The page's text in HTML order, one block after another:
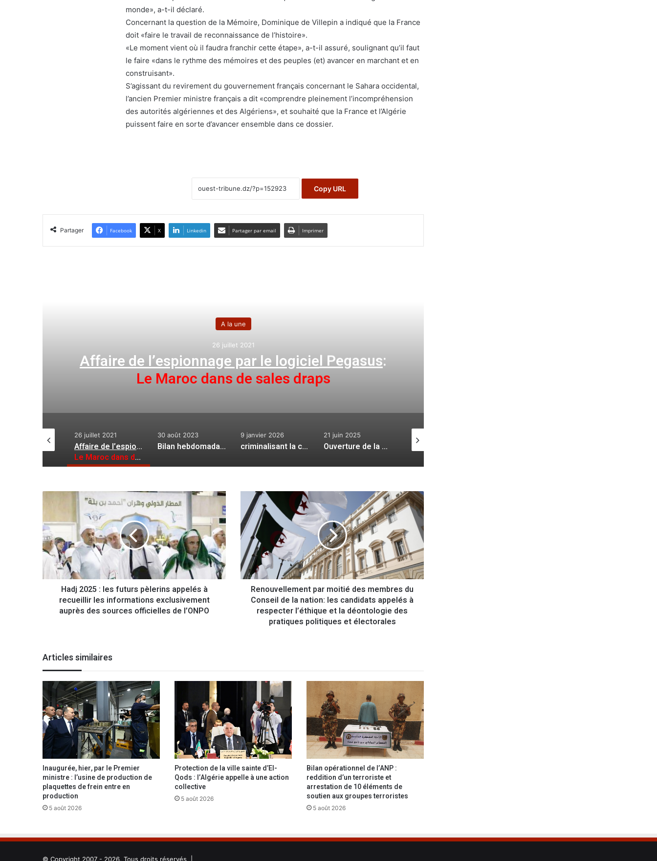
monde», a-t-il déclaré.
Concernant la question de la Mémoire, Dominique de Villepin a indiqué que la France
doit «faire le travail de reconnaissance de l’histoire».
«Le moment vient où il faudra franchir cette étape», a-t-il assuré, soulignant qu’il faut
le faire «dans le rythme des mémoires et des peuples (et) avancer en marchant et en
construisant».
S’agissant du revirement du gouvernement français concernant le Sahara occidental,
l’ancien Premier ministre français a dit «comprendre pleinement l’incompréhension
des autorités algériennes et des Algériens», et souhaité que la France et l’Algérie
puissent faire en sorte d’avancer ensemble dans ce dossier.
Copy URL
Partager Facebook X Linkedin Partager par email Imprimer
A la une
26 juillet 2021
Affaire de l’espionnage par le logiciel Pegasus:
Le Maroc dans de sales draps
26 juillet 2021
Affaire de l’espionnage par le logiciel Pegasus
:
Le Maroc dans de sales draps
30 août 2023
Bilan hebdomadaire de l’ANP : deux éléments de soutien aux groupes et 31 narcotrafiquants arrêtés
9 janvier 2026
criminalisant la colonisation française en Algérie : le ministre des Moudjahidine auditionné au Conseil de la nation
21 juin 2025
Ouverture de la manifestation «Alger capitale de la culture Hassaniya 2025» à Alger
j
2
0
5
:
r
s
p
è
e
r
i
n
p
p
e
l
e
Hadj 2025 : les futurs pèlerins appelés à
recueillir les informations exclusivement
auprès des sources officielles de l’ONPO
n
o
u
e
l
l
m
o
t
e
s
e
Renouvellement par moitié des membres du
Conseil de la nation: les candidats appelés à
respecter l’éthique et la déontologie des
pratiques politiques et électorales
Articles similaires
Inaugurée, hier, par le Premier
ministre : l’usine de production de
plaquettes de frein entre en
production
5 août 2026
Protection de la ville sainte d’El-
Qods : l’Algérie appelle à une action
collective
5 août 2026
Bilan opérationnel de l’ANP :
reddition d’un terroriste et
arrestation de 10 éléments de
soutien aux groupes terroristes
5 août 2026
© Copyright 2007 - 2026, Tous droits réservés |